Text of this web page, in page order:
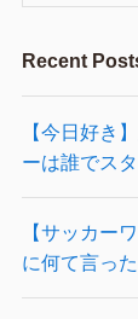
Recent
【今日好き
ーは誰でス
【サッカー
に何て言っ